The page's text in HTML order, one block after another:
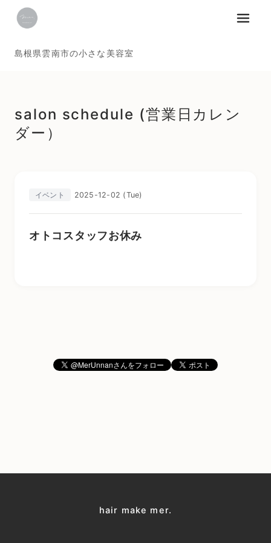
島根県雲南市の小さな美容室
メニュ
salon schedule (営業日カレン
ダー）
イベント 2025-12-02 (Tue)
オトコスタッフお休み
hair make mer.